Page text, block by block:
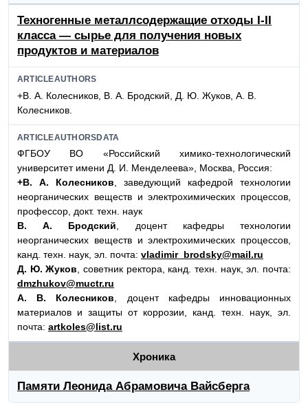
Техногенные металлсодержащие отходы I-II
класса — сырье для получения новых
продуктов и материалов
ARTICLEAUTHORS
+В. А. Колесников, В. А. Бродский, Д. Ю. Жуков, А. В.
Колесников.
ARTICLEAUTHORSDATA
ФГБОУ ВО «Российский химико-технологический
университет имени Д. И. Менделеева», Москва, Россия:
+В. А. Колесников , заведующий кафедрой технологии
неорганических веществ и электрохимических процессов,
профессор, докт. техн. наук
В. А. Бродский , доцент кафедры технологии
неорганических веществ и электрохимических процессов,
канд. техн. наук, эл. почта: vladimir_brodsky@mail.ru
Д. Ю. Жуков , советник ректора, канд. техн. наук, эл. почта:
dmzhukov@muctr.ru
А. В. Колесников , доцент кафедры инновационных
материалов и защиты от коррозии, канд. техн. наук, эл.
почта: artkoles@list.ru
Хроника
Памяти Леонида Абрамовича Вайсберга